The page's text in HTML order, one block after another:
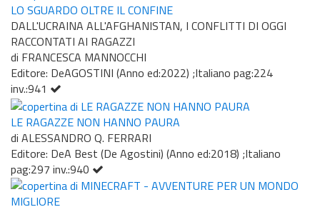
LO SGUARDO OLTRE IL CONFINE
DALL'UCRAINA ALL'AFGHANISTAN, I CONFLITTI DI OGGI
RACCONTATI AI RAGAZZI
di FRANCESCA MANNOCCHI
Editore: DeAGOSTINI (Anno ed:2022) ;Italiano pag:224
inv.:941
LE RAGAZZE NON HANNO PAURA
di ALESSANDRO Q. FERRARI
Editore: DeA Best (De Agostini) (Anno ed:2018) ;Italiano
pag:297 inv.:940